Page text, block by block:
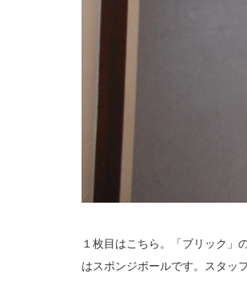
１枚目はこちら。「ブリック」
はスポンジボールです。スタッ